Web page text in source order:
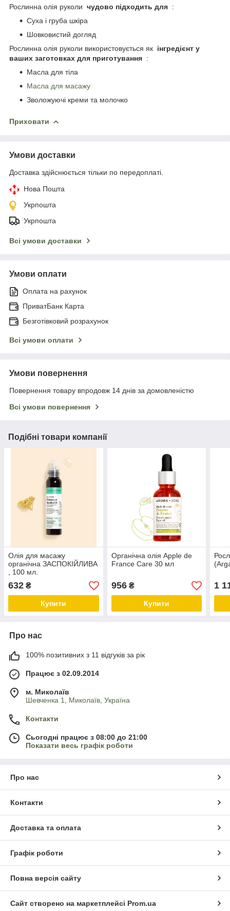
Рослинна олія руколи чудово підходить для :
Суха і груба шкіра
Шовковистий догляд
Рослинна олія руколи використовується як інгредієнт у
ваших заготовках для приготування :
Масла для тіла
Масла для масажу
Зволожуючі креми та молочко
Приховати
Умови доставки
Доставка здійснюється тільки по передоплаті.
Нова Пошта
Укрпошта
Укрпошта
Всі умови доставки
Умови оплати
Оплата на рахунок
ПриватБанк Карта
Безготівковий розрахунок
Всі умови оплати
Умови повернення
Повернення товару впродовж 14 днів за домовленістю
Всі умови повернення
Подібні товари компанії
Олія для масажу
органічна ЗАСПОКІЙЛИВА
, 100 мл.
632 ₴
Купити
Органічна олія Apple de
France Care 30 мл
956₴
Купити
1
Про нас
100% позитивних з 11 відгуків за рік
Працює з 02.09.2014
м. Миколаїв
Шевченка 1, Миколаїв, Україна
Контакти
Сьогодні працює з 08:00 до 21:00
Показати весь графік роботи
Про нас
Контакти
Доставка та оплата
Графік роботи
Повна версія сайту
Сайт створено на маркетплейсі Prom.ua